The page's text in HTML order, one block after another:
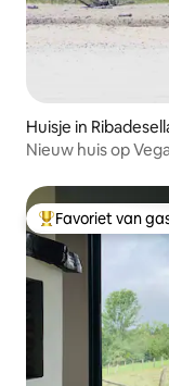
Huisje in
Nieuw huis op
Topfavoriet van
Favoriet van